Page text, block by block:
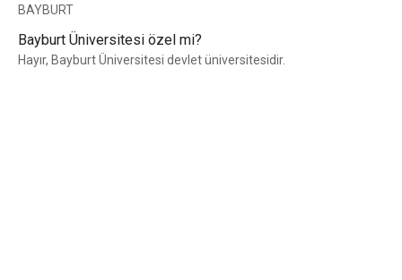
BAYBURT
Bayburt Üniversitesi özel mi?
Hayır, Bayburt Üniversitesi devlet üniversitesidir.